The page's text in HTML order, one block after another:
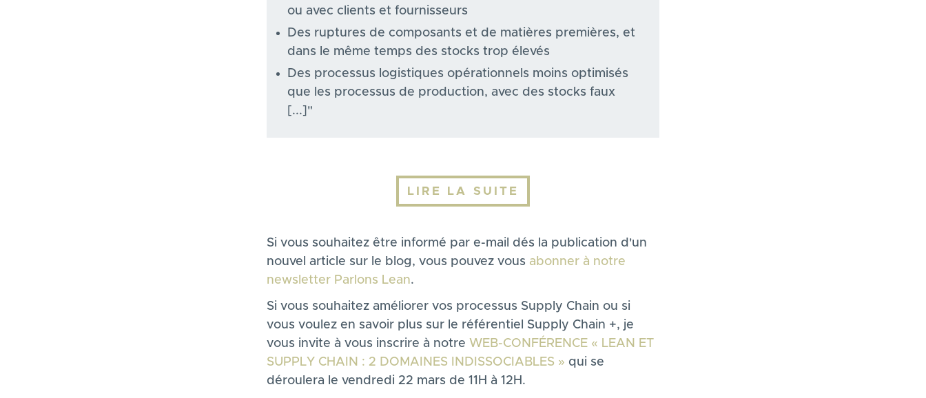
ou avec clients et fournisseurs
Des ruptures de composants et de matières premières, et
dans le même temps des stocks trop élevés
Des processus logistiques opérationnels moins optimisés
que les processus de production, avec des stocks faux
[...]"
LIRE LA SUITE
Si vous souhaitez être informé par e-mail dés la publication d'un
nouvel article sur le blog, vous pouvez vous abonner à notre
newsletter Parlons Lean.
Si vous souhaitez améliorer vos processus Supply Chain ou si
vous voulez en savoir plus sur le référentiel Supply Chain +, je
vous invite à vous inscrire à notre WEB-CONFÉRENCE « LEAN ET
SUPPLY CHAIN : 2 DOMAINES INDISSOCIABLES » qui se
déroulera le vendredi 22 mars de 11H à 12H.